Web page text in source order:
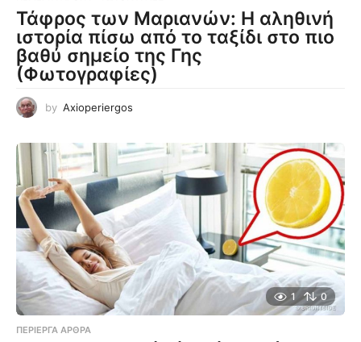
Τάφρος των Μαριανών: Η αληθινή
ιστορία πίσω από το ταξίδι στο πιο
βαθύ σημείο της Γης
(Φωτογραφίες)
by Axioperiergos
1 0
ΠΕΡΊΕΡΓΑ ΆΡΘΡΑ